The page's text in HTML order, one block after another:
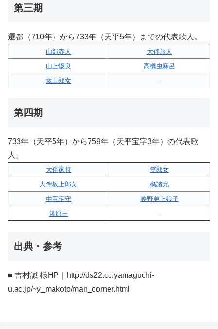
第三期
遷都（710年）から733年（天平5年）までの代表歌人。
山部赤人
大伴旅人
山上憶良
高橋虫麻呂
坂上郎女
–
第四期
733年（天平5年）から759年（天平宝字3年）の代表歌
人。
大伴家持
笠郎女
大伴坂上郎女
橘諸兄
中臣宅守
狭野弟上娘子
湯原王
–
出典・参考
■ 吉村誠 様HP｜http://ds22.cc.yamaguchi-
u.ac.jp/~y_makoto/man_corner.html